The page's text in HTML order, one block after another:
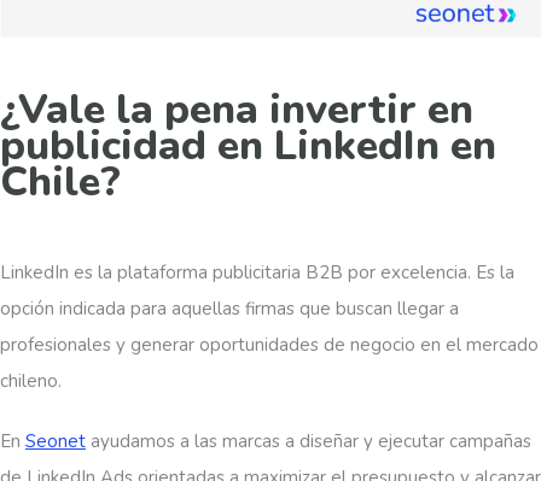
¿Vale la pena invertir en
publicidad en LinkedIn en
Chile?
LinkedIn es la plataforma publicitaria B2B por excelencia. Es la
opción indicada para aquellas firmas que buscan llegar a
profesionales y generar oportunidades de negocio en el mercado
chileno.
En Seonet ayudamos a las marcas a diseñar y ejecutar campañas